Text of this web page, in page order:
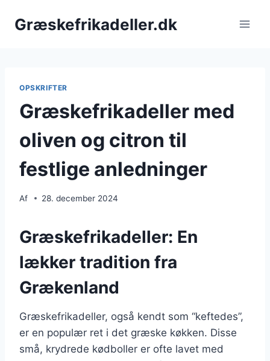
Græskefrikadeller.dk
OPSKRIFTER
Græskefrikadeller med
oliven og citron til
festlige anledninger
Af 28. december 2024
Græskefrikadeller: En
lækker tradition fra
Grækenland
Græskefrikadeller, også kendt som “keftedes”,
er en populær ret i det græske køkken. Disse
små, krydrede kødboller er ofte lavet med